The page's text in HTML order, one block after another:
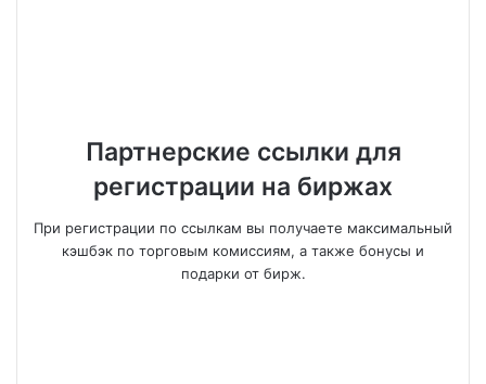
Партнерские ссылки для
регистрации на биржах
При регистрации по ссылкам вы получаете максимальный
кэшбэк по торговым комиссиям, а также бонусы и
подарки от бирж.